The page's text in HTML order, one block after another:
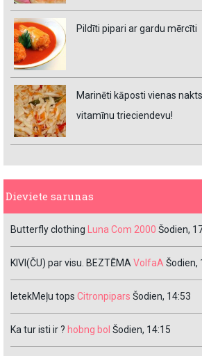
Pildīti pipari ar gardu mērcīti
Marinēti kāposti vienas
vitamīnu trieciendevu!
Dieviete sarunas
Butterfly clothing Luna Com 2000 Šodien,
KIVI(ČU) par visu. BEZTĒMA VolfaA Šodien,
IetekMeļu tops Citronpipars Šodien, 14:53
Ka tur isti ir ? hobng bol Šodien, 14:15